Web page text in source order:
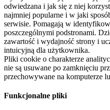
odwiedzana i jak się z niej
najmniej popularne i w jaki
serwisie. Pomagają w
poszczególnymi podstronami.
zawartość i wydajność strony i
intuicyjną dla użytkownika.
Pliki cookie o charakterze
nie są usuwane po zamknięciu
przechowywane na komputerze
Funkcjonalne pliki